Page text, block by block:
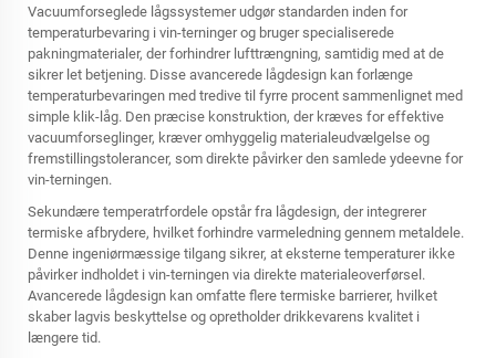
Vacuumforseglede lågssystemer udgør standarden inden for
temperaturbevaring i vin-terninger og bruger specialiserede
pakningmaterialer, der forhindrer lufttrængning, samtidig med at de
sikrer let betjening. Disse avancerede lågdesign kan forlænge
temperaturbevaringen med tredive til fyrre procent sammenlignet med
simple klik-låg. Den præcise konstruktion, der kræves for effektive
vacuumforseglinger, kræver omhyggelig materialeudvælgelse og
fremstillingstolerancer, som direkte påvirker den samlede ydeevne for
vin-terningen.
Sekundære temperatrfordele opstår fra lågdesign, der integrerer
termiske afbrydere, hvilket forhindre varmeledning gennem metaldele.
Denne ingeniørmæssige tilgang sikrer, at eksterne temperaturer ikke
påvirker indholdet i vin-terningen via direkte materialeoverførsel.
Avancerede lågdesign kan omfatte flere termiske barrierer, hvilket
skaber lagvis beskyttelse og opretholder drikkevarens kvalitet i
længere tid.